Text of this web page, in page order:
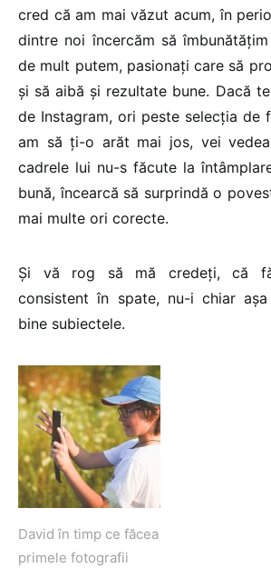
cred că am mai văzut acum, în
dintre noi încercăm să
de mult putem, pasionați care să
și să aibă și rezultate bune. Dacă
de Instagram, ori peste selecția de
am să ți-o arăt mai jos, vei
cadrele lui nu-s făcute la
bună, încearcă să surprindă o
mai multe ori corecte.
Și vă rog să mă credeți, că
consistent în spate, nu-i chiar
bine subiectele.
David în timp ce făcea
primele fotografii